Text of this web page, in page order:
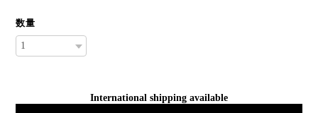
数量
International shipping available